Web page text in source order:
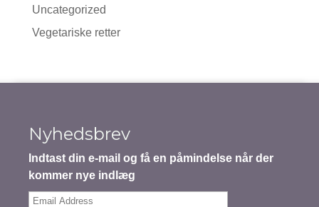
Uncategorized
Vegetariske retter
Nyhedsbrev
Indtast din e-mail og få en påmindelse når der
kommer nye indlæg
Email